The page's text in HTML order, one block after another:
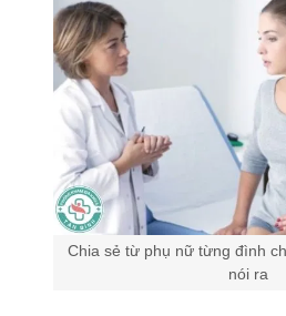
Chia sẻ từ phụ nữ từng đình
nói ra